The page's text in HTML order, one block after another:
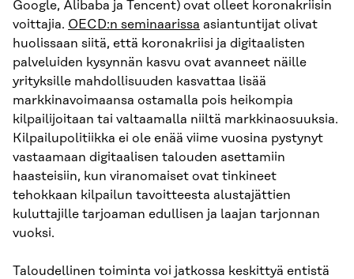
Google, Alibaba ja Tencent) ovat olleet koronakriisin
voittajia. OECD:n seminaarissa asiantuntijat olivat
huolissaan siitä, että koronakriisi ja digitaalisten
palveluiden kysynnän kasvu ovat avanneet näille
yrityksille mahdollisuuden kasvattaa lisää
markkinavoimaansa ostamalla pois heikompia
kilpailijoitaan tai valtaamalla niiltä markkinaosuuksia.
Kilpailupolitiikka ei ole enää viime vuosina pystynyt
vastaamaan digitaalisen talouden asettamiin
haasteisiin, kun viranomaiset ovat tinkineet
tehokkaan kilpailun tavoitteesta alustajättien
kuluttajille tarjoaman edullisen ja laajan tarjonnan
vuoksi.
Taloudellinen toiminta voi jatkossa keskittyä entistä